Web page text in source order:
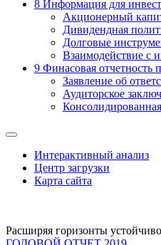
8 Информация для
Акционерный
Дивидендная
Долговые
Взаимодействие с
9 Финасовая
Заявление об
Аудиторское
Интерактивный анализ
Центр загрузки
Карта сайта
Расширяя горизонты